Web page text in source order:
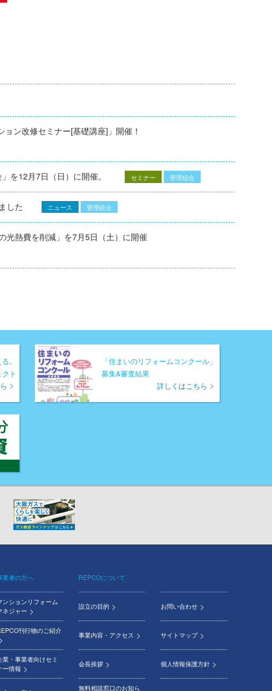
ン改修セミナー[基礎講座]」開催！
を12⽉7⽇（⽇）に開催。 セミナー 管理組合
した ニュース 管理組合
光熱費を削減」を7月5日（土）に開催
。
ト
「住まいのリフォームコンクール」
募集&審査結果
詳しくはこちら
業者の方へ
ンションリフォーム
ネジャー
刊行物のご紹介
業・事業者向けセミ
ー情報
REPCOについて
設立の目的
事業内容・アクセス
会長挨拶
無料相談窓口のお知ら
お問い合わせ
サイトマップ
個人情報保護方針